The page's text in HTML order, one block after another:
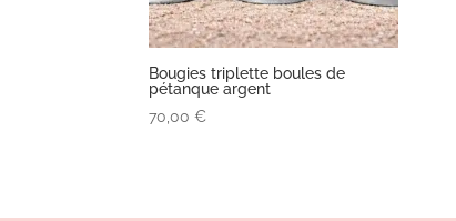
Bougies triplette boules de
pétanque argent
70,00€